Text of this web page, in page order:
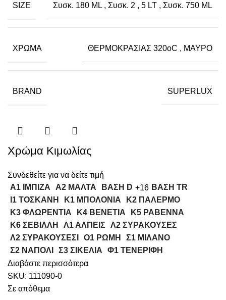
SIZE Συσκ. 180 ML , Συσκ. 2 , 5 LT , Συσκ. 750 ML
ΧΡΏΜΑ ΘΕΡΜΟΚΡΑΣΙΑΣ 320oC , ΜΑΥΡΟ
BRAND SUPERLUX
Χρώμα Κιμωλίας
Συνδεθείτε για να δείτε τιμή
A1 ΙΜΠΙΖΑ
A2 ΜΑΛΤΑ ΒΑΣΗ D +16 ΒΑΣΗ TR
Ι1 ΤΟΣΚΑΝΗ
Κ1 ΜΠΟΛΟΝΙΑ
Κ2 ΠΑΛΕΡΜΟ
Κ3 ΦΛΩΡΕΝΤΙΑ
Κ4 ΒΕΝΕΤΙΑ
Κ5 ΡΑΒΕΝΝΑ
Κ6 ΣΕΒΙΛΛΗ
Λ1 ΑΛΠΕΙΣ
Λ2 ΣΥΡΑΚΟΥΣΕΣ
Λ2 ΣΥΡΑΚΟΥΣΕΣΙ
Ο1 ΡΩΜΗ
Σ1 ΜΙΛΑΝΟ
Σ2 ΝΑΠΟΛΙ
Σ3 ΣΙΚΕΛΙΑ
Φ1 ΤΕΝΕΡΙΦΗ
Διαβάστε περισσότερα
SKU: 111090-0
Σε απόθεμα